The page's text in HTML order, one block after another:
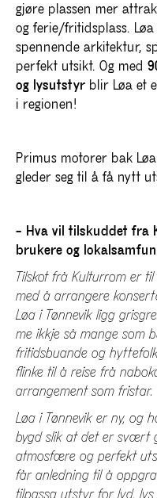
gjøre plassen mer
og ferie/fritidsplass. Løa
spennende arkitektur,
perfekt utsikt. Og med
og lysutstyr blir Løa et
i regionen!
Primus motorer bak
gleder seg til å få nytt
– Hva vil tilskuddet fra
brukere og
Tilskot frå Kulturrom er
med å arrangere
Løa i Tønnevik ligg
me ikkje så mange som
fritidsbuande og
flinke til å reise frå
arrangement som fristar.
Løa i Tønnevik er ny, og
bygd slik at det er svært
atmosfære og perfekt
får anledning til å